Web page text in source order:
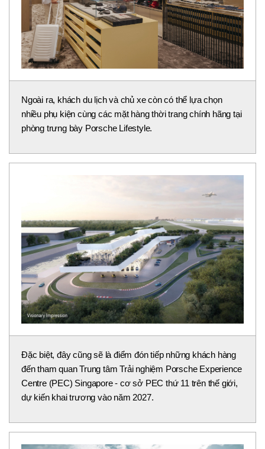
Ngoài ra, khách du lịch và chủ xe còn có thể lựa chọn
nhiều phụ kiện cùng các mặt hàng thời trang chính hãng tại
phòng trưng bày Porsche Lifestyle.
Đặc biệt, đây cũng sẽ là điểm đón tiếp những khách hàng
đến tham quan Trung tâm Trải nghiệm Porsche Experience
Centre (PEC) Singapore - cơ sở PEC thứ 11 trên thế giới,
dự kiến khai trương vào năm 2027.